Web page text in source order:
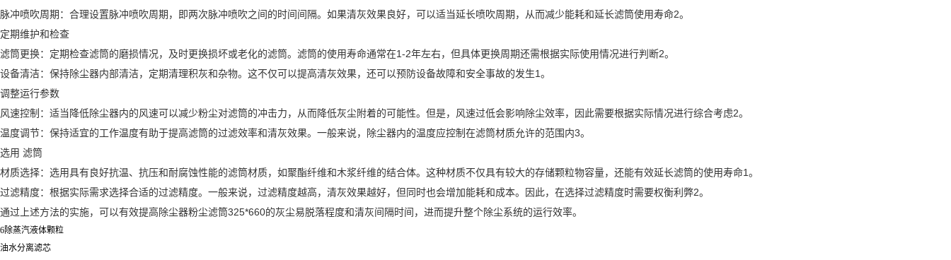
脉冲喷吹周期：合理设置脉冲喷吹周期，即两次脉冲喷吹之间的时间间隔。如果清灰效果良好，可以适当延长喷吹周期，从而减少能耗和延长滤筒使用寿命2。
定期维护和检查
滤筒更换：定期检查滤筒的磨损情况，及时更换损坏或老化的滤筒。滤筒的使用寿命通常在1-2年左右，但具体更换周期还需根据实际使用情况进行判断2。
设备清洁：保持除尘器内部清洁，定期清理积灰和杂物。这不仅可以提高清灰效果，还可以预防设备故障和安全事故的发生1。
调整运行参数
风速控制：适当降低除尘器内的风速可以减少粉尘对滤筒的冲击力，从而降低灰尘附着的可能性。但是，风速过低会影响除尘效率，因此需要根据实际情况进行综合考虑2。
温度调节：保持适宜的工作温度有助于提高滤筒的过滤效率和清灰效果。一般来说，除尘器内的温度应控制在滤筒材质允许的范围内3。
选用 滤筒
材质选择：选用具有良好抗温、抗压和耐腐蚀性能的滤筒材质，如聚酯纤维和木浆纤维的结合体。这种材质不仅具有较大的存储颗粒物容量，还能有效延长滤筒的使用寿命1。
过滤精度：根据实际需求选择合适的过滤精度。一般来说，过滤精度越高，清灰效果越好，但同时也会增加能耗和成本。因此，在选择过滤精度时需要权衡利弊2。
通过上述方法的实施，可以有效提高除尘器粉尘滤筒325*660的灰尘易脱落程度和清灰间隔时间，进而提升整个除尘系统的运行效率。
6除蒸汽液体颗粒
油水分离滤芯